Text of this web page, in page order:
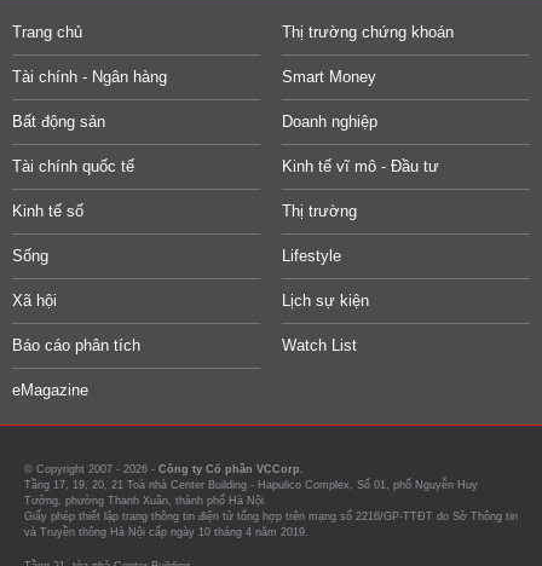
Trang chủ Thị trường chứng khoán
Tài chính - Ngân hàng Smart Money
Bất động sản Doanh nghiệp
Tài chính quốc tế Kinh tế vĩ mô - Đầu tư
Kinh tế số Thị trường
Sống Lifestyle
Xã hội Lịch sự kiện
Báo cáo phân tích Watch List
eMagazine
© Copyright 2007 - 2026 - Công ty Cổ phần VCCorp.
Tầng 17, 19, 20, 21 Toà nhà Center Building - Hapulico Complex, Số 01, phố Nguyễn Huy
Tưởng, phường Thanh Xuân, thành phố Hà Nội
Giấy phép thiết lập trang thông tin điện tử tổng hợp trên mạng số 2216/GP-TTĐT do Sở Thông tin
và Truyền thông Hà Nội cấp ngày 10 tháng 4 năm 2019.